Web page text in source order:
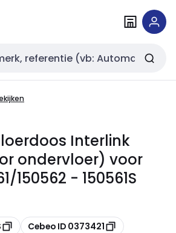
Interlink
ondervloer) voor
150562 - 150561S
Kopiëren
Cebeo ID 0373421